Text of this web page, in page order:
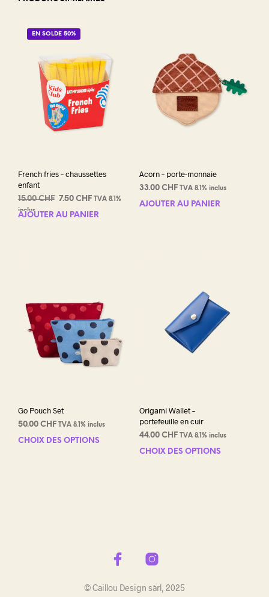
EN SOLDE 50%
French fries – chaussettes
enfant
15.00CHF Le
prix
7.50 CHFLe
prix
TVA 8.1%
inclus
AJOUTER AU PANIER
Acorn – porte-monnaie
33.00 CHF TVA 8.1% inclus
AJOUTER AU PANIER
Go Pouch Set
50.00 CHF TVA 8.1% inclus
CHOIX DES OPTIONS
produit
choisies
page
Origami Wallet –
portefeuille en cuir
44.00 CHF TVA 8.1% inclus
CHOIX DES OPTIONS
© Caillou Design sàrl, 2025